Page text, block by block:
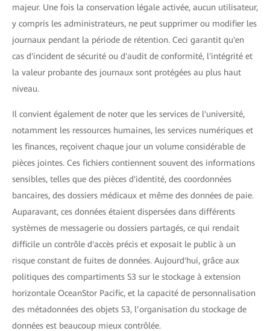
majeur. Une fois la conservation légale activée, aucun utilisateur,
y compris les administrateurs, ne peut supprimer ou modifier les
journaux pendant la période de rétention. Ceci garantit qu'en
cas d'incident de sécurité ou d'audit de conformité, l'intégrité et
la valeur probante des journaux sont protégées au plus haut
niveau.
Il convient également de noter que les services de l'université,
notamment les ressources humaines, les services numériques et
les finances, reçoivent chaque jour un volume considérable de
pièces jointes. Ces fichiers contiennent souvent des informations
sensibles, telles que des pièces d'identité, des coordonnées
bancaires, des dossiers médicaux et même des données de paie.
Auparavant, ces données étaient dispersées dans différents
systèmes de messagerie ou dossiers partagés, ce qui rendait
difficile un contrôle d'accès précis et exposait le public à un
risque constant de fuites de données. Aujourd'hui, grâce aux
politiques des compartiments S3 sur le stockage à extension
horizontale OceanStor Pacific, et la capacité de personnalisation
des métadonnées des objets S3, l’organisation du stockage de
données est beaucoup mieux contrôlée.